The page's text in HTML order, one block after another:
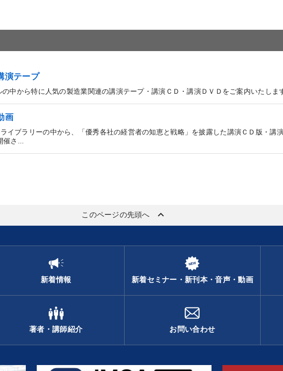
演テープ
中から特に人気の製造業関連の講演テープ・講演ＣＤ・講演ＤＶＤをご案内いたしま
画
イブラリーの中から、「優秀各社の経営者の知恵と戦略」を披露した講演ＣＤ版・講
催さ...
このページの先頭へ keyboard_arrow_up
新着情報 新着セミナー・新刊本・音声・動画
著者・講師紹介 お問い合わせ